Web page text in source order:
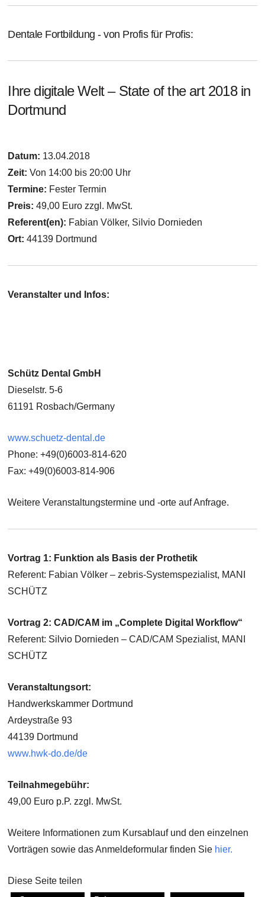
Dentale Fortbildung - von Profis für Profis:
Ihre digitale Welt – State of the art 2018 in
Dortmund
Datum: 13.04.2018
Zeit: Von 14:00 bis 20:00 Uhr
Termine: Fester Termin
Preis: 49,00 Euro zzgl. MwSt.
Referent(en): Fabian Völker, Silvio Dornieden
Ort:44139 Dortmund
Veranstalter und Infos:
Schütz Dental GmbH
Dieselstr. 5-6
61191 Rosbach/Germany
www.schuetz-dental.de
Phone: +49(0)6003-814-620
Fax: +49(0)6003-814-906
Weitere Veranstaltungstermine und -orte auf Anfrage.
Vortrag 1: Funktion als Basis der Prothetik
Referent: Fabian Völker – zebris-Systemspezialist, MANI
SCHÜTZ
Vortrag 2: CAD/CAM im „Complete Digital Workflow“
Referent: Silvio Dornieden – CAD/CAM Spezialist, MANI
SCHÜTZ
Veranstaltungsort:
Handwerkskammer Dortmund
Ardeystraße 93
44139 Dortmund
www.hwk-do.de/de
Teilnahmegebühr:
49,00 Euro p.P. zzgl. MwSt.
Weitere Informationen zum Kursablauf und den einzelnen
Vorträgen sowie das Anmeldeformular finden Sie hier.
Diese Seite teilen